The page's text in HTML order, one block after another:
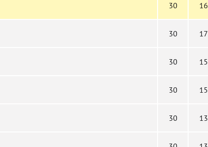
30 16
30 17
30 15
30 15
30 13